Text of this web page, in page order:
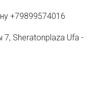
+79899574016
Sheratonplaza Ufa -